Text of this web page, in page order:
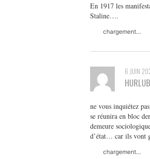
En 1917 les
Staline….
chargement…
6 JUIN
ne vous inquiétez
se réunira en bloc
demeure
d’état… car ils vont
chargement…